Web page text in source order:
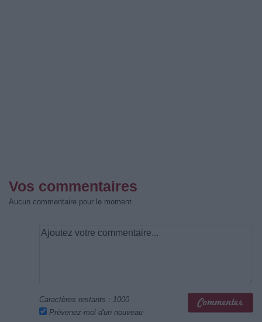
Vos commentaires
Aucun commentaire pour le moment
Caractères restants : 1000
Prévenez-moi d'un nouveau